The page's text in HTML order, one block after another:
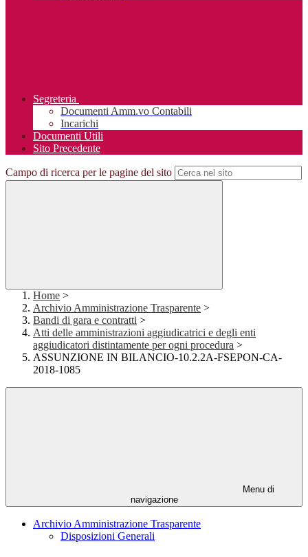
Segreteria
Documenti Amm.vo Contabili
Incarichi
Documenti Utili
Sito Precedente
Campo di ricerca per le pagine del sito
Home >
Archivio Amministrazione Trasparente >
Bandi di gara e contratti >
Atti delle amministrazioni aggiudicatrici e degli enti
aggiudicatori distintamente per ogni procedura >
ASSUNZIONE IN BILANCIO-10.2.2A-FSEPON-CA-
2018-1085
Menu di
navigazione
Archivio Amministrazione Trasparente
Disposizioni Generali